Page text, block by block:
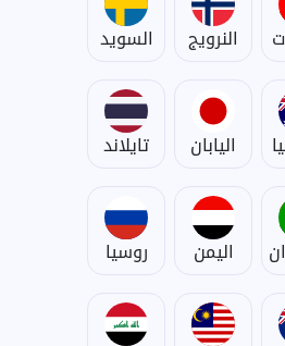
النرويج السويد
اليابان تايلاند
اليمن روسيا